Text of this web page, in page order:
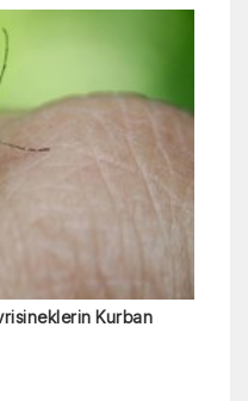
Kurban